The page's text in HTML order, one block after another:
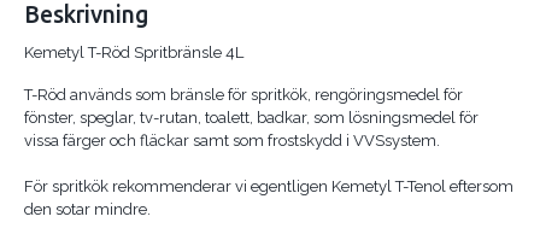
Beskrivning
Kemetyl T-Röd Spritbränsle 4L
T-Röd används som bränsle för spritkök, rengöringsmedel för
fönster, speglar, tv-rutan, toalett, badkar, som lösningsmedel för
vissa färger och fläckar samt som frostskydd i VVSsystem.
För spritkök rekommenderar vi egentligen Kemetyl T-Tenol eftersom
den sotar mindre.